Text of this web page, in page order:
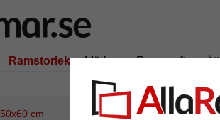
Ramstorlek Märken Ramar efter mått
195 kr
50x60 cm